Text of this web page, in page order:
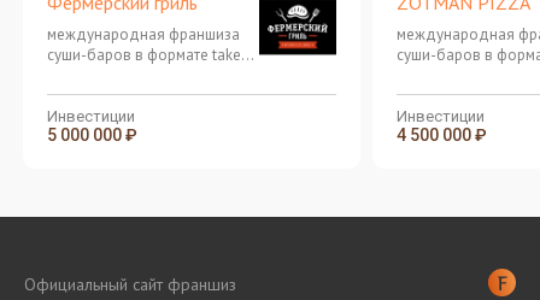
международная франшиза
суши-баров в формате take
паназиатской кухни
Инвестиции
5 000 000 ₽
международная
суши-баров в
паназиатской кухни
Инвестиции
4 500 000 ₽
Официальный сайт франшиз